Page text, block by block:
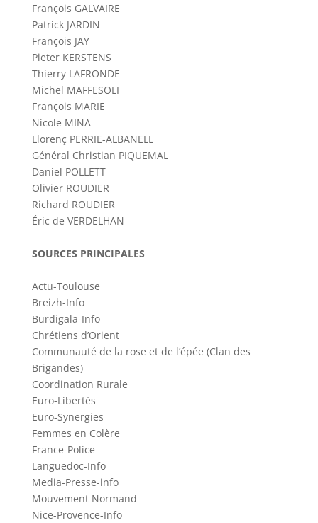
François GALVAIRE
Patrick JARDIN
François JAY
Pieter KERSTENS
Thierry LAFRONDE
Michel MAFFESOLI
François MARIE
Nicole MINA
Llorenç PERRIE-ALBANELL
Général Christian PIQUEMAL
Daniel POLLETT
Olivier ROUDIER
Richard ROUDIER
Éric de VERDELHAN
SOURCES PRINCIPALES
Actu-Toulouse
Breizh-Info
Burdigala-Info
Chrétiens d’Orient
Communauté de la rose et de l’épée (Clan des
Brigandes)
Coordination Rurale
Euro-Libertés
Euro-Synergies
Femmes en Colère
France-Police
Languedoc-Info
Media-Presse-info
Mouvement Normand
Nice-Provence-Info